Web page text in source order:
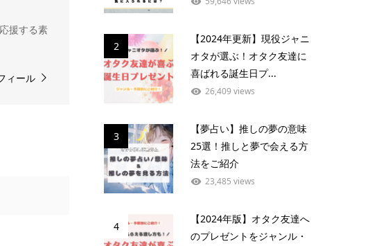
援する素
ィール
2
【2024年更新】現役ジャニ
オタが選ぶ！オタク友達に
喜ばれる誕生日プ...
26,409 views
3
【夢占い】推しの夢の意味
25選！推しと夢で会える方
法をご紹介
23,485 views
4
【2024年版】オタク友達へ
のプレゼントをジャンル・